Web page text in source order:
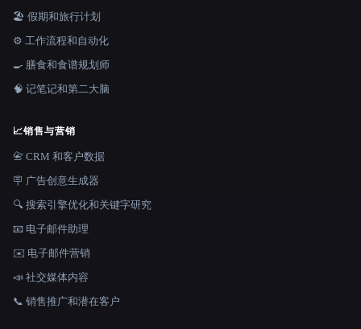
🏖 假期和旅行计划
⚙️ 工作流程和自动化
🍳 膳食和食谱规划师
🧠 记笔记和第二大脑
📈销售与营销
📇 CRM 和客户数据
🪧 广告创意生成器
🔍 搜索引擎优化和关键字研究
📧 电子邮件助理
✉️ 电子邮件营销
📣 社交媒体内容
📞 销售推广和潜在客户